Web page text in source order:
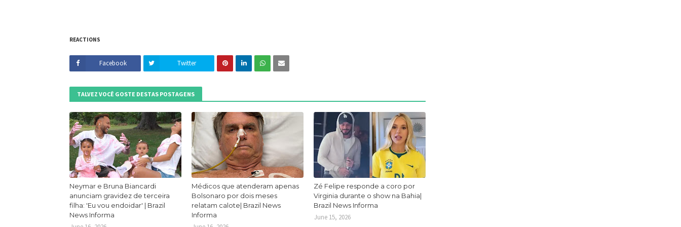
REACTIONS
Facebook Twitter
TALVEZ VOCÊ GOSTE DESTAS POSTAGENS
Neymar e Bruna Biancardi
anunciam gravidez de terceira
filha: 'Eu vou endoidar' | Brazil
News Informa
Médicos que atenderam apenas
Bolsonaro por dois meses
relatam calote| Brazil News
Informa
Zé Felipe responde a coro por
Virginia durante o show na Bahia|
Brazil News Informa
June 15, 2026